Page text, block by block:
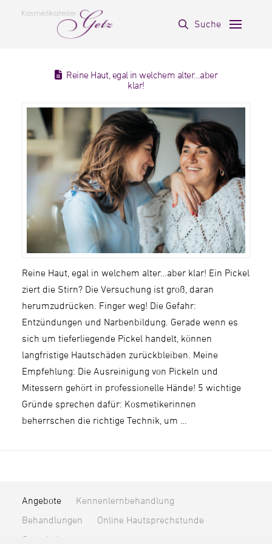
Suche
Reine Haut, egal in welchem alter…aber
klar!
Reine Haut, egal in welchem alter…aber klar! Ein Pickel
ziert die Stirn? Die Versuchung ist groß, daran
herumzudrücken. Finger weg! Die Gefahr:
Entzündungen und Narbenbildung. Gerade wenn es
sich um tieferliegende Pickel handelt, können
langfristige Hautschäden zurückbleiben. Meine
Empfehlung: Die Ausreinigung von Pickeln und
Mitessern gehört in professionelle Hände! 5 wichtige
Gründe sprechen dafür: Kosmetikerinnen
beherrschen die richtige Technik, um …
Angebote
Kennenlernbehandlung
Behandlungen
Online Hautsprechstunde
Gutscheine